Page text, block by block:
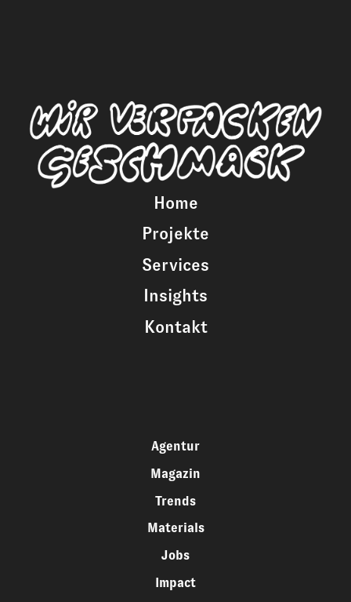
Home
Projekte
Services
Insights
Kontakt
Agentur
Magazin
Trends
Materials
Jobs
Impact